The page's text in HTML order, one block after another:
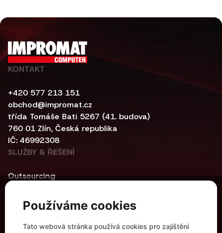
KONTAKT
+420 577 213 151
obchod@impromat.cz
třída Tomáše Bati 5267 (41. budova)
760 01 Zlín, Česká republika
IČ: 46992308
SLUŽBY & ŘEŠENÍ
Outsourcing
Centrální infrastruktura
Networking
Automatizace a kontejnerová řešení
Používáme cookies
Tato webová stránka používá cookies pro zajištění